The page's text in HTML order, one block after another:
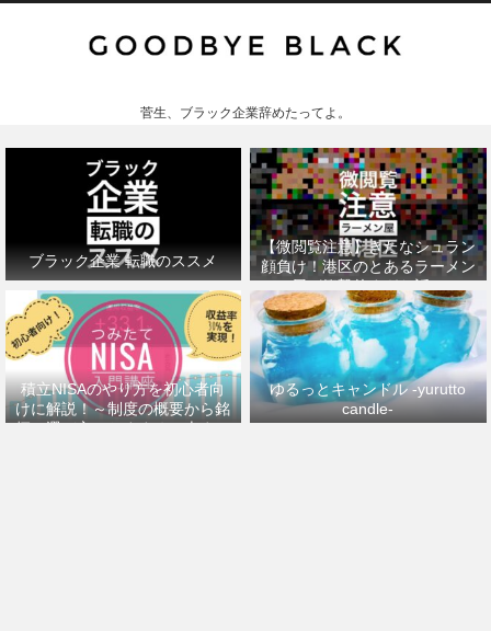
菅生、ブラック企業辞めたってよ。
ブラック企業 転職のススメ
【微閲覧注意】きたなシュラン
顔負け！港区のとあるラーメン
屋が衝撃的すぎた話。
積立NISAのやり方を初心者向
けに解説！～制度の概要から銘
柄の選び方、おすすめの本まで
ゆるっとキャンドル -yurutto
candle-